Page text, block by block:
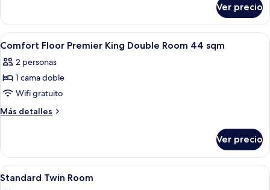
twin
room
building
standard
twin
Ver precio
Abrir
todas
las
fotos
de
Comfort
King
Double
Room
Habitación de hotel con cama, sofá,
1
Comfort Floor Premier King Double Room 44 sqm
2 personas
1 cama doble
Wifi gratuito
Más detalles
Más
Floor
Premier
King
Ver precio
Abrir
todas
Habitación de hotel con dos camas,
1
Standard Twin Room